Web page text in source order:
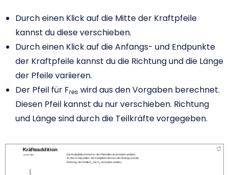
Durch einen Klick auf die Mitte der Kraftpfeile
kannst du diese verschieben.
Durch einen Klick auf die Anfangs- und Endpunkte
der Kraftpfeile kannst du die Richtung und die Länge
der Pfeile variieren.
Der Pfeil für Fres wird aus den Vorgaben berechnet.
Diesen Pfeil kannst du nur verschieben. Richtung
und Länge sind durch die Teilkräfte vorgegeben.